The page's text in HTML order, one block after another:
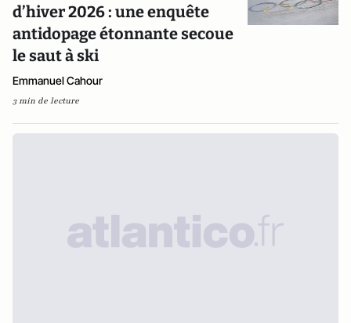
d’hiver 2026 : une enquête
antidopage étonnante secoue
le saut à ski
Emmanuel Cahour
3 min de lecture